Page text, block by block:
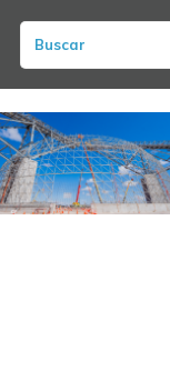
Buscar